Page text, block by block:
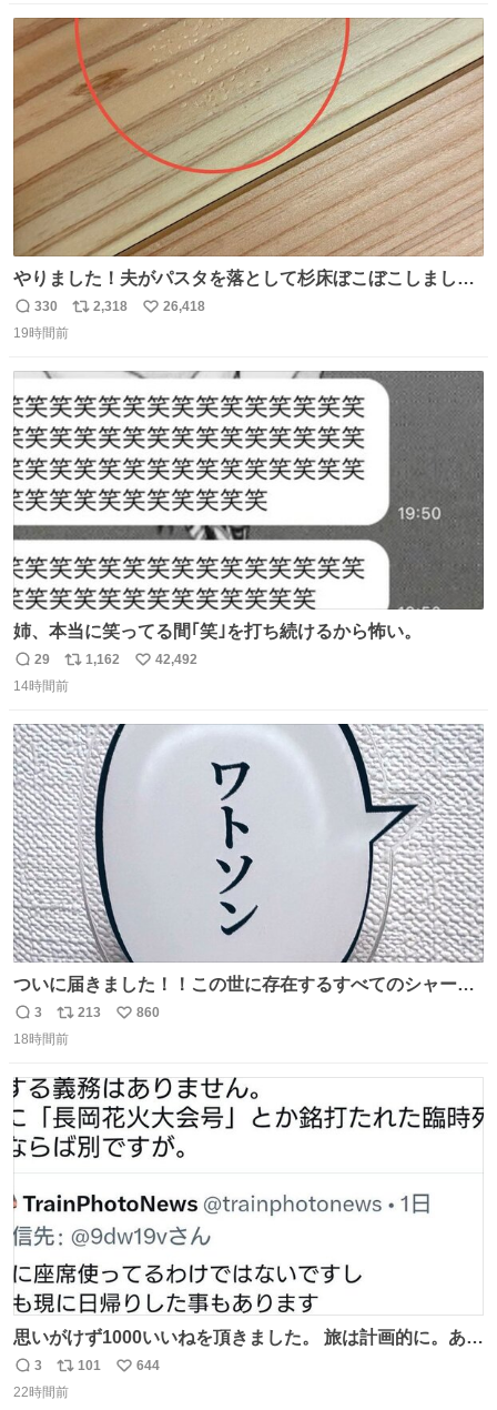
ト
数
やりました！夫がパスタを落として杉床ぼこぼこしまし
た！よかったーーー！ファーストぼこぼこ自分じゃなく
て！これで第二波いつでもいけます！！！✌️いやーほっと
は乾燥パスタに負けます。豆腐くらいやわやわです。
返
信
330
リ
数
2,318
い
26,418
19時間前
姉、本当に笑ってる間｢笑｣を打ち続けるから怖い。
返
信
29
リ
ポ
ト
数
1,162
い
42,492
14時間前
ついに届きました！！この世に存在するすべてのシャーロ
ック・ホームズに「ワトソン」と喋ってもらうためのアク
スタです！！！
返
信
3
リ
ポ
ト
数
213
い
数
860
18時間前
思いがけず1000いいねを頂きました。 旅は計画的に。あな
たの旅は誰も保証してくれない。 お金を出したら際限なく
ワガママを受け入れてくれると思うな。それはカスハラ。
返
信
3
リ
ポ
101
い
644
22時間前